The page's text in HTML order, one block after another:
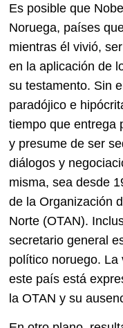
Es posible que
Noruega, países
mientras él vivió,
en la aplicación de
su testamento. Sin
paradójico e
tiempo que entrega
y presume de ser
diálogos y
misma, sea desde
de la Organización
Norte (OTAN).
secretario general
político noruego. La
este país está
la OTAN y su